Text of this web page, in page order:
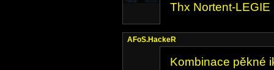
Thx Nortent-LEGIE
AFoS.HackeR
Kombinace pěkné